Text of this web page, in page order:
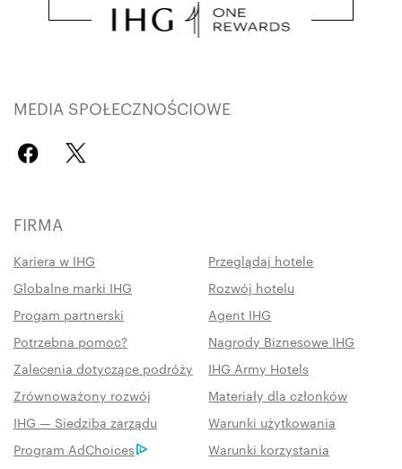
MEDIA SPOŁECZNOŚCIOWE
FIRMA
Kariera w IHG
Przeglądaj hotele
Globalne marki IHG
Rozwój hotelu
Progam partnerski
Agent IHG
Potrzebna pomoc?
Nagrody Biznesowe IHG
Zalecenia dotyczące podróży
IHG Army Hotels
Zrównoważony rozwój
Materiały dla członków
IHG — Siedziba zarządu
Warunki użytkowania
Program AdChoices
Warunki korzystania